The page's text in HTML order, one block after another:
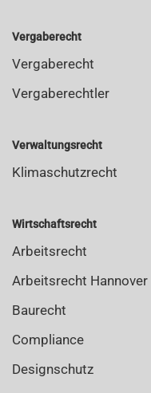
Vergaberecht
Vergaberecht
Vergaberechtler
Verwaltungsrecht
Klimaschutzrecht
Wirtschaftsrecht
Arbeitsrecht
Arbeitsrecht Hannover
Baurecht
Compliance
Designschutz